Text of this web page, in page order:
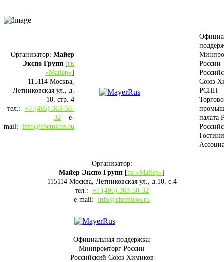
Организатор: Майер
Экспо Групп [гк
«Майер»]
115114 Москва,
Летниковская ул., д.
10, стр. 4
тел.: +7 (495) 363-50-
32 e-
mail: info@chemicos.ru
России
Союз
РСПП
палата
Организатор:
Майер Экспо Групп [гк «Майер»]
115114 Москва, Летниковская ул., д.10, с.4
тел.: +7 (495) 363-50-32
e-mail: info@chemicos.ru
Официальная поддержка:
Минпромторг России
Российский Союз Химиков